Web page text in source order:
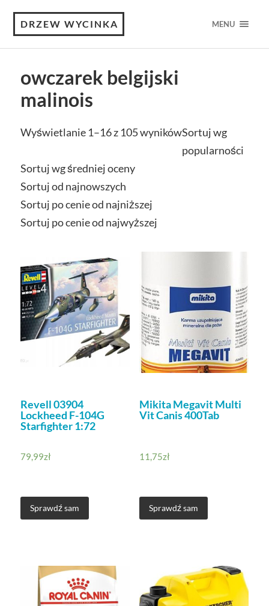
DRZEW WYCINKA MENU
owczarek belgijski
malinois
Wyświetlanie 1–16 z 105 wynikówSortuj wg
popularności
Sortuj wg średniej oceny
Sortuj od najnowszych
Sortuj po cenie od najniższej
Sortuj po cenie od najwyższej
Revell 03904
Lockheed F-104G
Starfighter 1:72
79,99zł
Sprawdź sam
Mikita Megavit Multi
Vit Canis 400Tab
11,75zł
Sprawdź sam